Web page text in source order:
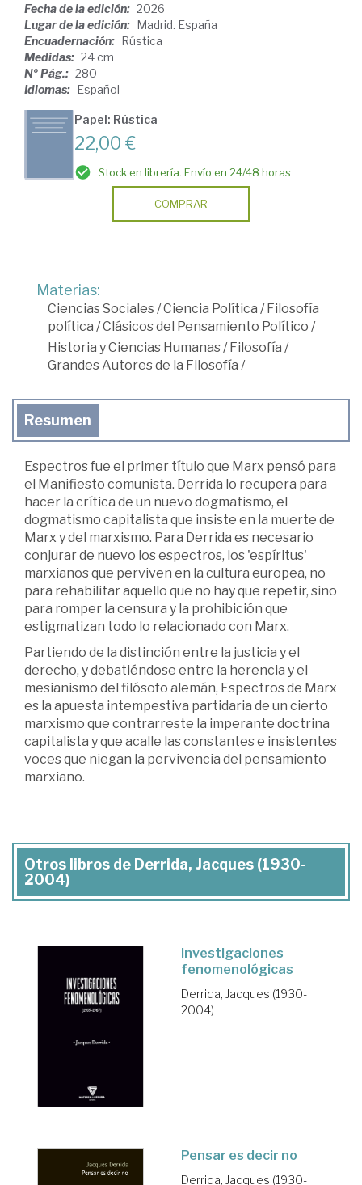
Fecha de la edición: 2026
Lugar de la edición: Madrid. España
Encuadernación: Rústica
Medidas: 24 cm
Nº Pág.: 280
Idiomas: Español
Papel: Rústica
22,00 €
Stock en librería. Envío en 24/48 horas
COMPRAR
Materias:
Ciencias Sociales /Ciencia Política /Filosofía
política /Clásicos del Pensamiento Político /
Historia y Ciencias Humanas /Filosofía /
Grandes Autores de la Filosofía /
Resumen
Espectros fue el primer título que Marx pensó para
el Manifiesto comunista. Derrida lo recupera para
hacer la crítica de un nuevo dogmatismo, el
dogmatismo capitalista que insiste en la muerte de
Marx y del marxismo. Para Derrida es necesario
conjurar de nuevo los espectros, los 'espíritus'
marxianos que perviven en la cultura europea, no
para rehabilitar aquello que no hay que repetir, sino
para romper la censura y la prohibición que
estigmatizan todo lo relacionado con Marx.
Partiendo de la distinción entre la justicia y el
derecho, y debatiéndose entre la herencia y el
mesianismo del filósofo alemán, Espectros de Marx
es la apuesta intempestiva partidaria de un cierto
marxismo que contrarreste la imperante doctrina
capitalista y que acalle las constantes e insistentes
voces que niegan la pervivencia del pensamiento
marxiano.
Otros libros de Derrida, Jacques (1930-
2004)
Investigaciones
fenomenológicas
Derrida, Jacques (1930-
2004)
Pensar es decir no
Derrida, Jacques (1930-